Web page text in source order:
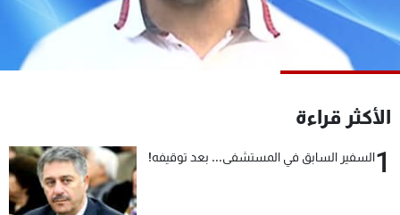
الأكثر قراءة
1السفير السابق في المستشفى... بعد توقيفه!
الترددات
عن MTV
لاعلاناتكم